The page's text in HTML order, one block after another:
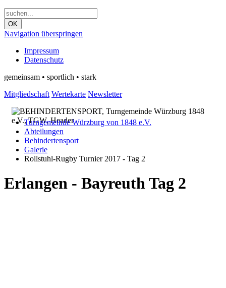
OK
Navigation überspringen
Impressum
Datenschutz
gemeinsam • sportlich • stark
Mitgliedschaft Wertekarte Newsletter
Turngemeinde Würzburg von 1848 e.V.
Abteilungen
Behindertensport
Galerie
Rollstuhl-Rugby Turnier 2017 - Tag 2
Erlangen - Bayreuth Tag 2